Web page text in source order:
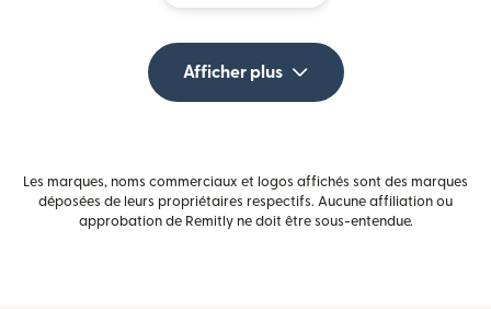
Afficher plus
Les marques, noms commerciaux et logos affichés sont des marques
déposées de leurs propriétaires respectifs. Aucune affiliation ou
approbation de Remitly ne doit être sous-entendue.